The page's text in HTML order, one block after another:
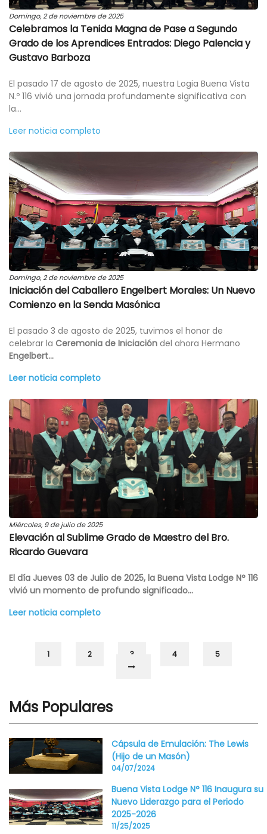
Domingo, 2 de noviembre de 2025
Celebramos la Tenida Magna de Pase a Segundo
Grado de los Aprendices Entrados: Diego Palencia y
Gustavo Barboza
El pasado 17 de agosto de 2025, nuestra Logia Buena Vista
N.º 116 vivió una jornada profundamente significativa con
la...
Leer noticia completo
Domingo, 2 de noviembre de 2025
Iniciación del Caballero Engelbert Morales: Un Nuevo
Comienzo en la Senda Masónica
El pasado 3 de agosto de 2025, tuvimos el honor de
celebrar la Ceremonia de Iniciación del ahora Hermano
Engelbert...
Leer noticia completo
Miércoles, 9 de julio de 2025
Elevación al Sublime Grado de Maestro del Bro.
Ricardo Guevara
El día Jueves 03 de Julio de 2025, la Buena Vista Lodge N° 116
vivió un momento de profundo significado...
Leer noticia completo
1 2 3 4 5
Más Populares
Cápsula de Emulación: The Lewis
(Hijo de un Masón)
04/07/2024
Buena Vista Lodge N° 116 Inaugura su
Nuevo Liderazgo para el Periodo
2025-2026
11/25/2025